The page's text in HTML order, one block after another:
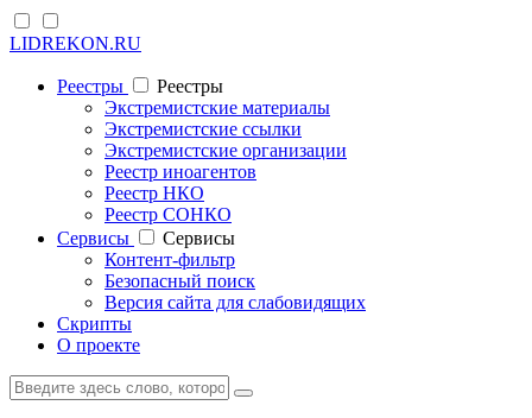
LIDREKON.RU
Реестры
Реестры
Экстремистские материалы
Экстремистские ссылки
Экстремистские организации
Реестр иноагентов
Реестр НКО
Реестр СОНКО
Cервисы
Cервисы
Контент-фильтр
Безопасный поиск
Версия сайта для слабовидящих
Скрипты
О проекте